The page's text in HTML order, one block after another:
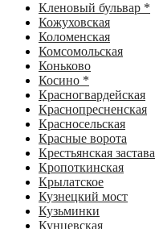
Кленовый бульвар *
Кожуховская
Коломенская
Комсомольская
Коньково
Косино *
Красногвардейская
Краснопресненская
Красносельская
Красные ворота
Крестьянская застава
Кропоткинская
Крылатское
Кузнецкий мост
Кузьминки
Кунцевская